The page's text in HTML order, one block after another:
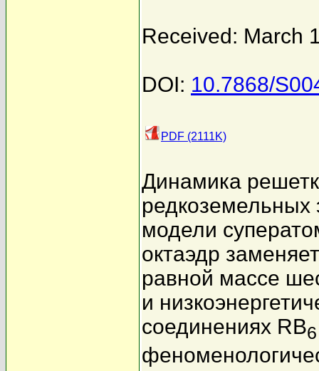
Received: March
DOI: 10.7868/
PDF (2111K)
Динамика
редкоземельных
модели
октаэдр
равной массе
и
соединениях RB6